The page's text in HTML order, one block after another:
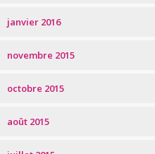
janvier 2016
novembre 2015
octobre 2015
août 2015